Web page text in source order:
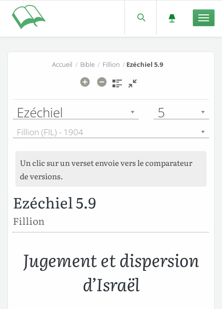
Accueil / Bible / Fillion / Ezéchiel 5.9
Ezéchiel 5
Fillion (FIL) - 1904
Un clic sur un verset envoie vers le comparateur
de versions.
Ezéchiel 5.9
Fillion
Jugement et dispersion
d’Israël